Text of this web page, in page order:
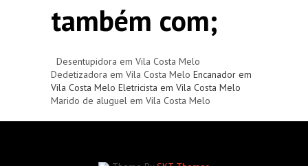
também com;
Desentupidora em Vila Costa Melo
Dedetizadora em Vila Costa Melo Encanador em
Vila Costa Melo Eletricista em Vila Costa Melo
Marido de aluguel em Vila Costa Melo